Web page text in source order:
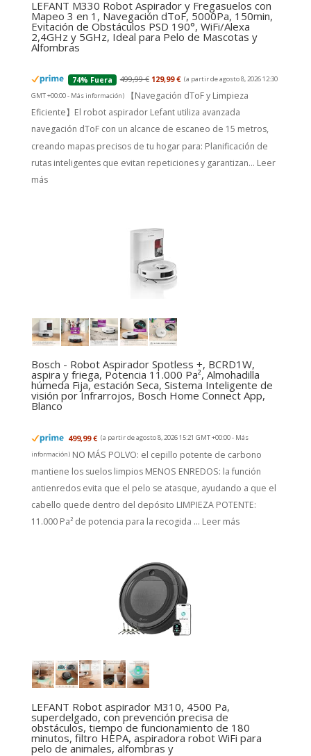
LEFANT M330 Robot Aspirador y Fregasuelos con
Mapeo 3 en 1, Navegación dToF, 5000Pa, 150min,
Evitación de Obstáculos PSD 190°, WiFi/Alexa
2,4GHz y 5GHz, Ideal para Pelo de Mascotas y
Alfombras
74% Fuera 499,99 € 129,99 € (a partir de agosto 8, 2026 12:30
GMT +00:00 - Más información)
【Navegación dToF y Limpieza
Eficiente】El robot aspirador Lefant utiliza avanzada
navegación dToF con un alcance de escaneo de 15 metros,
creando mapas precisos de tu hogar para: Planificación de
rutas inteligentes que evitan repeticiones y garantizan... Leer
más
Bosch - Robot Aspirador Spotless +, BCRD1W,
aspira y friega, Potencia 11.000 Pa², Almohadilla
húmeda Fija, estación Seca, Sistema Inteligente de
visión por Infrarrojos, Bosch Home Connect App,
Blanco
499,99 € (a partir de agosto 8, 2026 15:21 GMT +00:00 - Más
información) NO MÁS POLVO: el cepillo potente de carbono
mantiene los suelos limpios MENOS ENREDOS: la función
antienredos evita que el pelo se atasque, ayudando a que el
cabello quede dentro del depósito LIMPIEZA POTENTE:
11.000 Pa² de potencia para la recogida ... Leer más
LEFANT Robot aspirador M310, 4500 Pa,
superdelgado, con prevención precisa de
obstáculos, tiempo de funcionamiento de 180
minutos, filtro HEPA, aspiradora robot WiFi para
pelo de animales, alfombras y